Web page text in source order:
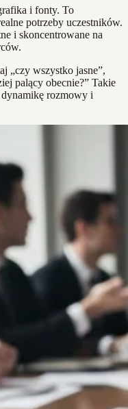
i fonty. To
potrzeby uczestników.
i skoncentrowane na
„czy wszystko jasne”,
palący obecnie?” Takie
rozmowy i